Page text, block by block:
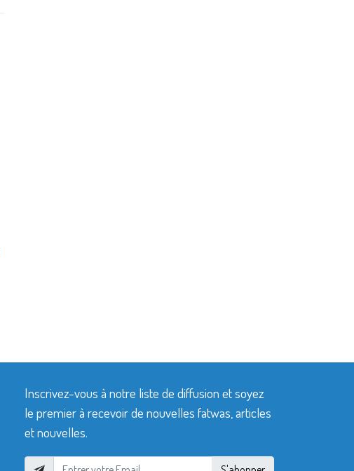
Inscrivez-vous à notre liste de diffusion et soyez
le premier à recevoir de nouvelles fatwas, articles
et nouvelles.